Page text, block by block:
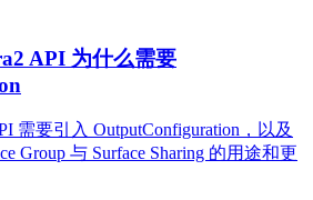
API 为什么需要
需要引入 OutputConfiguration，以及
Group 与 Surface Sharing 的用途和更